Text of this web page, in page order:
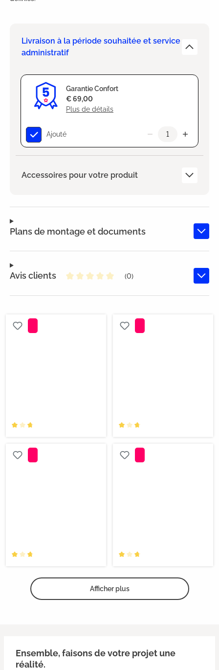
Livraison à la période souhaitée et service
administratif
Garantie Confort
Plus de détails
€ 69,00
Ajouté
Accessoires pour votre produit
Plans de montage et documents
Avis clients
(0)
Afficher plus
Ensemble, faisons de votre projet une
réalité.